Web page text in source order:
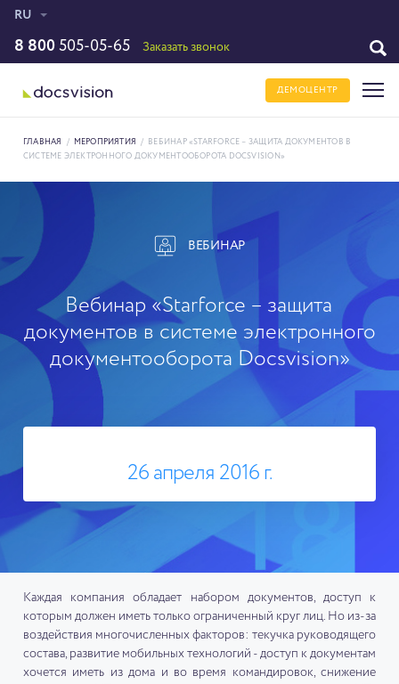
RU
8 800 505-05-65 Заказать звонок
ДЕМОЦЕНТР
ГЛАВНАЯ / МЕРОПРИЯТИЯ /
ВЕБИНАР «STARFORCE – ЗАЩИТА ДОКУМЕНТОВ В
СИСТЕМЕ ЭЛЕКТРОННОГО ДОКУМЕНТООБОРОТА DOCSVISION»
ВЕБИНАР
Вебинар «Starforce – защита
документов в системе электронного
документооборота Docsvision»
26 апреля 2016 г.
Каждая компания обладает набором документов, доступ к
которым должен иметь только ограниченный круг лиц. Но из-за
воздействия многочисленных факторов: текучка руководящего
состава, развитие мобильных технологий - доступ к документам
хочется иметь из дома и во время командировок, снижение